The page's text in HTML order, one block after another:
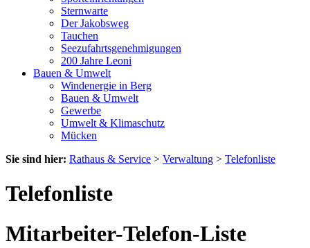
Sternwarte
Der Jakobsweg
Tauchen
Seezufahrtsgenehmigungen
200 Jahre Leoni
Bauen & Umwelt
Windenergie in Berg
Bauen & Umwelt
Gewerbe
Umwelt & Klimaschutz
Mücken
Sie sind hier: Rathaus & Service > Verwaltung > Telefonliste
Telefonliste
Mitarbeiter-Telefon-Liste